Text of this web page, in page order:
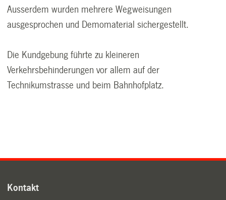
Ausserdem wurden mehrere Wegweisungen
ausgesprochen und Demomaterial sichergestellt.
Die Kundgebung führte zu kleineren
Verkehrsbehinderungen vor allem auf der
Technikumstrasse und beim Bahnhofplatz.
Kontakt